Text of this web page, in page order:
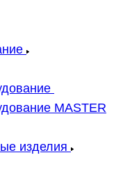
MASTER
изделия